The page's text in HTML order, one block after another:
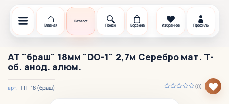
Главная
Каталог
Поиск
Корзина Избранное Профиль
АТ "браш" 18мм "DO-1" 2,7м Серебро мат. Т-
об. анод. алюм.
(0)
арт. ПТ-18 (браш)